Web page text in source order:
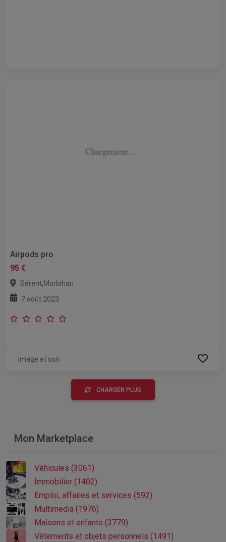
Airpods pro
95 €
Sérent,Morbihan
7 août 2023
Image et son
CHARGER PLUS
Mon Marketplace
Véhicules (3061)
Immobilier (1402)
Emploi, affaires et services (592)
Multimedia (1976)
Maisons et enfants (3779)
Vêtements et objets personnels (1491)